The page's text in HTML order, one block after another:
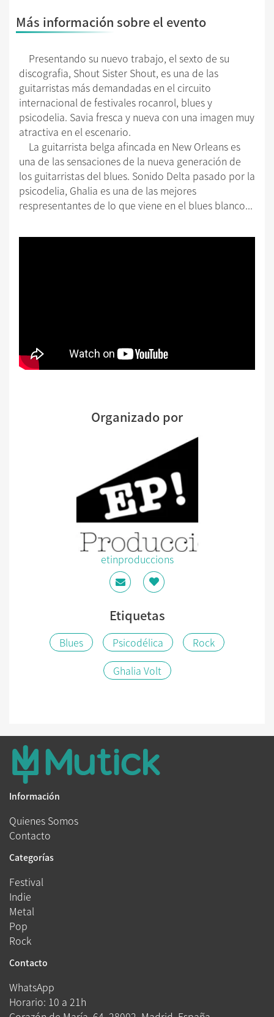
Más información sobre el evento
Presentando su nuevo trabajo, el sexto de su
discografia, Shout Sister Shout, es una de las
guitarristas más demandadas en el circuito
internacional de festivales rocanrol, blues y
psicodelia. Savia fresca y nueva con una imagen muy
atractiva en el escenario.
La guitarrista belga afincada en New Orleans es
una de las sensaciones de la nueva generación de
los guitarristas del blues. Sonido Delta pasado por la
psicodelia, Ghalia es una de las mejores
respresentantes de lo que viene en el blues blanco...
Organizado por
etinproduccions
Etiquetas
Blues Psicodélica
Rock
Ghalia Volt
Información
Quienes Somos
Contacto
Categorías
Festival
Indie
Metal
Pop
Rock
Contacto
WhatsApp
Horario: 10 a 21h